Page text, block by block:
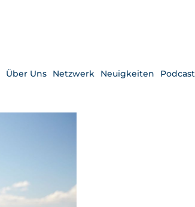
Über Uns Netzwerk Neuigkeiten Podcast